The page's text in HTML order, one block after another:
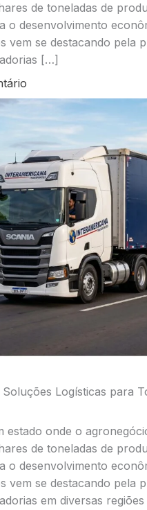
de toneladas de
o desenvolvimento
vem se destacando pela
[…]
Logísticas para
estado onde o
de toneladas de
o desenvolvimento
vem se destacando pela
em diversas